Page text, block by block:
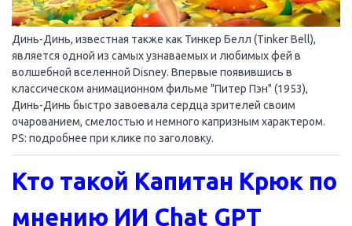
Динь-Динь, известная также как Тинкер Белл (Tinker Bell),
является одной из самых узнаваемых и любимых фей в
волшебной вселенной Disney. Впервые появившись в
классическом анимационном фильме "Питер Пэн" (1953),
Динь-Динь быстро завоевала сердца зрителей своим
очарованием, смелостью и немного капризным характером.
PS: подробнее при клике по заголовку.
Кто такой Капитан Крюк по
мнению ИИ Chat GPT